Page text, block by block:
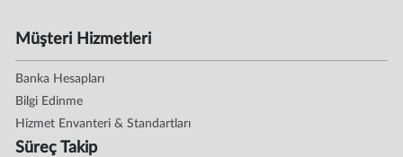
Müşteri Hizmetleri
Banka Hesapları
Bilgi Edinme
Hizmet Envanteri & Standartları
Süreç Takip